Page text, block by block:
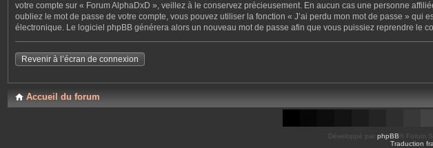
votre compte sur « Forum AlphaDxD », veillez à le conservez précieusement. En aucun cas une personne
oubliez le mot de passe de votre compte, vous pouvez utiliser la fonction « J’ai perdu mon mot de passe »
électronique. Le logiciel phpBB générera alors un nouveau mot de passe afin que vous puissiez reprendre le
Revenir à l’écran de connexion
Accueil du forum
Développé par phpBB ® Forum
Traduction